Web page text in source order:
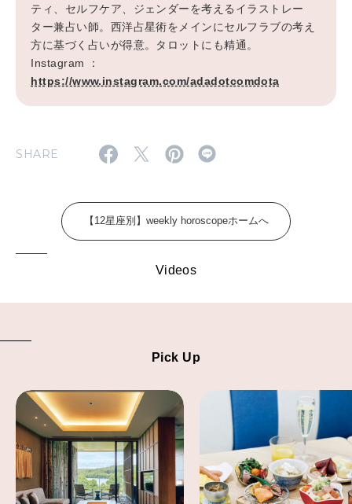
2026年9月号「北海道 おいしく遊ぶ、夏のご褒美旅。」
2026年8月号『お茶の時間です。』
2026年7月号「鎌倉 ローカルが 教えてくれた 本当の歩き方。」
2026年5月号「“大好き”に出会いに。韓国」
2026年4月号「未来をつくる、学びの教科書。」
2026年3月号「スイーツ予想図 2026」
2026年2月号「良運を掴む 新・開運術。」
2025年12月号「お酒の新常識。」
MAGAZINE MOOK
FOLLOW US!
ティ、セルフケア、ジェンダーを考えるイラストレー
ター兼占い師。西洋占星術をメインにセルフラブの考え
方に基づく占いが得意。タロットにも精通。
Instagram ：
https://www.instagram.com/adadotcomdota
SHARE
【12星座別】weekly horoscopeホームへ
Videos
Pick Up